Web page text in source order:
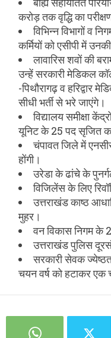
करोड़ तक वृद्धि का
विभिन्न विभागों व
कर्मियों को एसीपी में
लावारिस शवों की
उन्हें सरकारी मेडिकल
-पिथौरागढ़ व हरिद्वार
सीधी भर्ती से भरे जाएंगे।
विद्यालय समीक्षा
यूनिट के 25 पद सृजित
चंपावत जिले में
होंगी।
उरेडा के ढांचे के
विजिलेंस के लिए
उत्तराखंड काष्ठ
मुहर।
वन विकास निगम के
उत्तराखंड पुलिस
सरकारी सेवक
चयन वर्ष को हटाकर एक